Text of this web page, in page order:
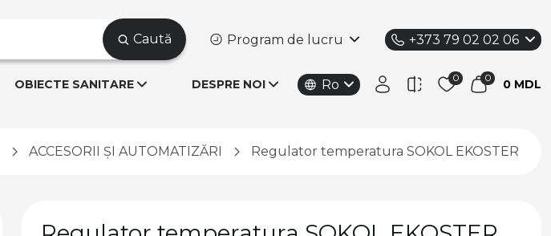
Caută Program de lucru +373 79 02 02 06
OBIECTE SANITARE DESPRE NOI Ro 0 MDL
ACCESORII ȘI AUTOMATIZĂRI Regulator temperatura SOKOL EKOSTER 400